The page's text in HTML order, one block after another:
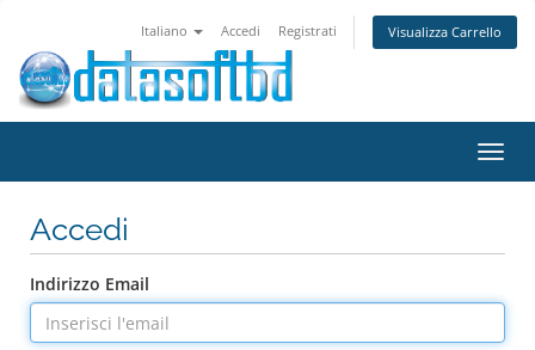
Italiano Accedi Registrati Visualizza Carrello
Attiva
Accedi
Indirizzo Email